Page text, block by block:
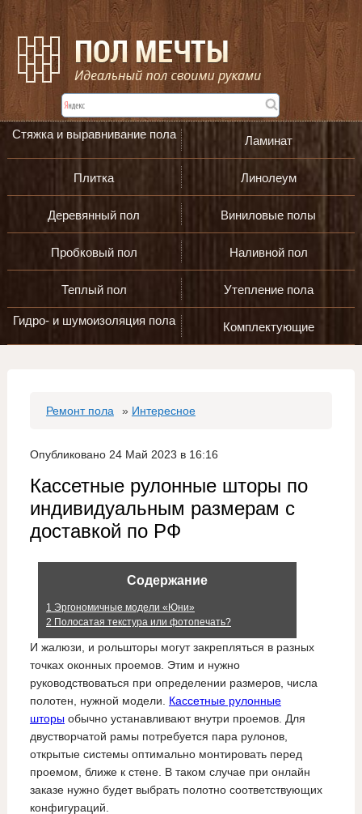
Стяжка и выравнивание пола Ламинат
Плитка Линолеум
Деревянный пол Виниловые полы
Пробковый пол Наливной пол
Теплый пол Утепление пола
Гидро- и шумоизоляция пола Комплектующие
Ремонт пола » Интересное
Опубликовано 24 Май 2023 в 16:16
Кассетные рулонные шторы по
индивидуальным размерам с
доставкой по РФ
Содержание
1 Эргономичные модели «Юни»
2 Полосатая текстура или фотопечать?
И жалюзи, и рольшторы могут закрепляться в разных
точках оконных проемов. Этим и нужно
руководствоваться при определении размеров, числа
полотен, нужной модели. Кассетные рулонные
шторыобычно устанавливают внутри проемов. Для
двустворчатой рамы потребуется пара рулонов,
открытые системы оптимально монтировать перед
проемом, ближе к стене. В таком случае при онлайн
заказе нужно будет выбрать полотно соответствующих
конфигураций.